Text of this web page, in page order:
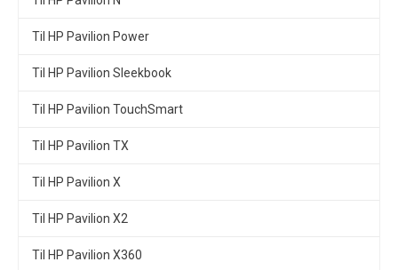
Til HP Pavilion Power
Til HP Pavilion Sleekbook
Til HP Pavilion TouchSmart
Til HP Pavilion TX
Til HP Pavilion X
Til HP Pavilion X2
Til HP Pavilion X360